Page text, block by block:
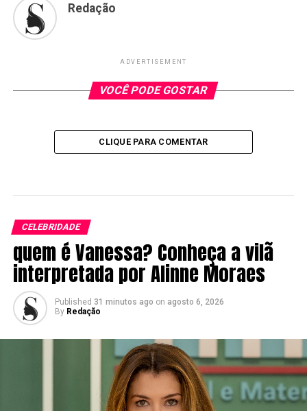
Redação
ADVERTISEMENT
VOCÊ PODE GOSTAR
CLIQUE PARA COMENTAR
CELEBRIDADE
quem é Vanessa? Conheça a vilã
interpretada por Alinne Moraes
Published 31 minutos ago on agosto 6, 2026
By Redação